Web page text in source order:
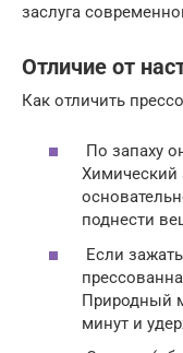
заслуга
Отличие от
Как отличить
По запаху
Химический
поднести
Если
Природный
минут и